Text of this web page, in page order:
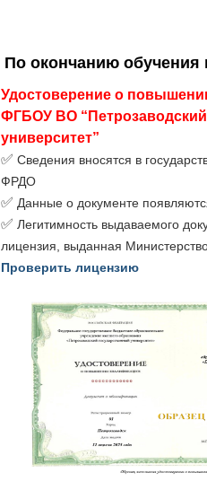
По окончанию
Удостоверение о
ФГБОУ ВО
университет”
✅ Сведения вносятся в
ФРДО
✅ Данные о документе
✅ Легитимность выдаваемого
лицензия, выданная
Проверить лицензию